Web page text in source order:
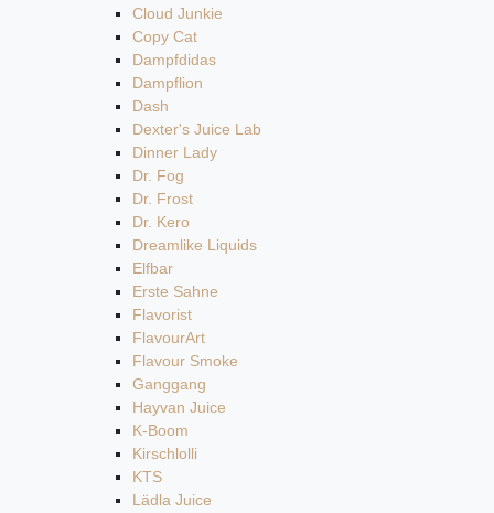
Cloud Junkie
Copy Cat
Dampfdidas
Dampflion
Dash
Dexter's Juice Lab
Dinner Lady
Dr. Fog
Dr. Frost
Dr. Kero
Dreamlike Liquids
Elfbar
Erste Sahne
Flavorist
FlavourArt
Flavour Smoke
Ganggang
Hayvan Juice
K-Boom
Kirschlolli
KTS
Lädla Juice